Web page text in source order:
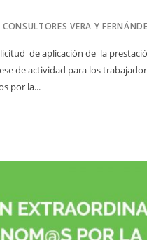
VERA Y
de aplicación de la
de actividad para los
por la...